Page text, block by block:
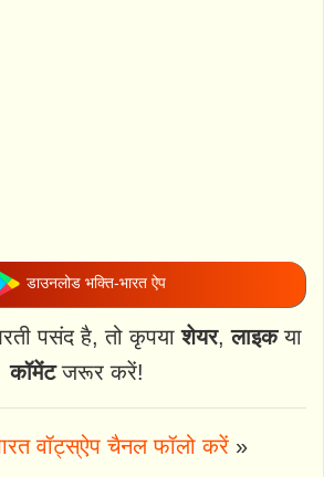
डाउनलोड भक्ति-भारत ऐप
पसंद है, तो कृपयाशेयर,लाइकया
कॉमेंटजरूर करें!
वॉट्स्ऐप चैनल फॉलो करें»